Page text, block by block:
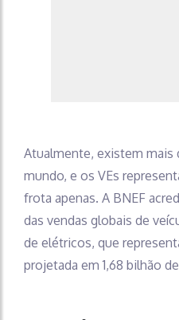
Atualmente, existem mais
mundo, e os VEs
frota apenas. A BNEF
das vendas globais de
de elétricos, que
projetada em 1,68 bilhão